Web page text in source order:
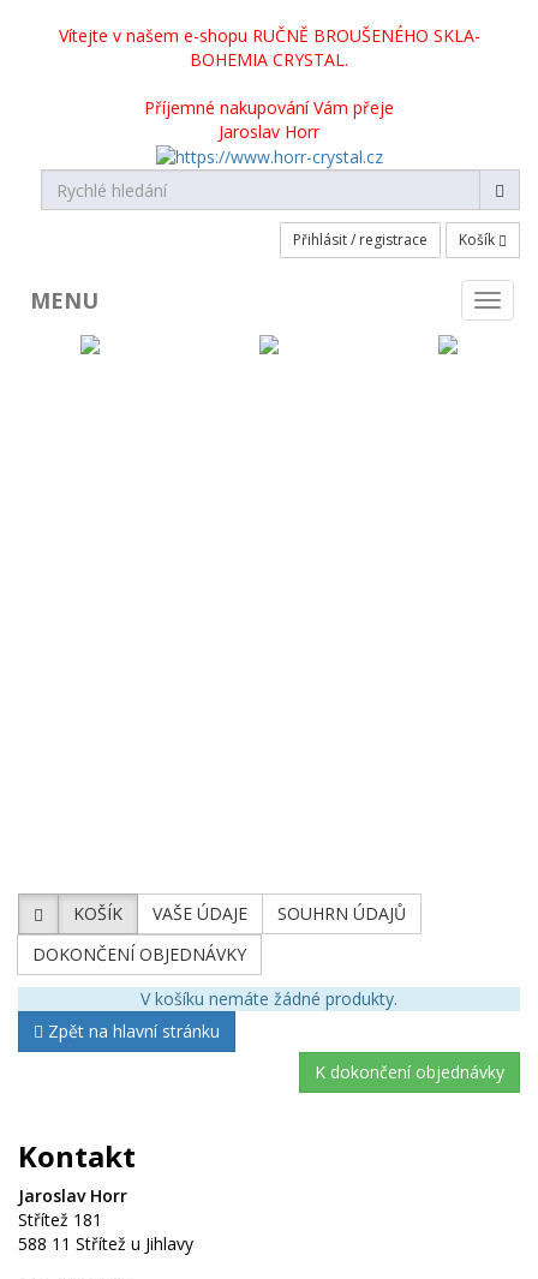
Vítejte v našem e-shopu RUČNĚ BROUŠENÉHO SKLA-
BOHEMIA CRYSTAL.
Příjemné nakupování Vám přeje
Jaroslav Horr
Přihlásit / registrace Košík
MENU
KOŠÍK VAŠE ÚDAJE
SOUHRN ÚDAJŮ
DOKONČENÍ OBJEDNÁVKY
V košíku nemáte žádné produkty.
Zpět na hlavní stránku
Kontakt
Jaroslav Horr
Střítež 181
588 11 Střítež u Jihlavy